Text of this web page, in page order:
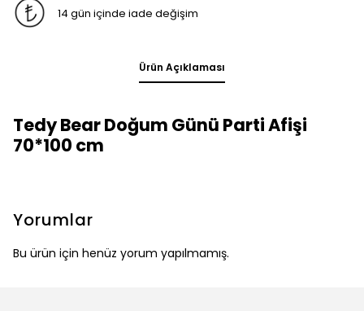
14 gün içinde iade değişim
Ürün Açıklaması
Tedy Bear Doğum Günü Parti Afişi
70*100 cm
Yorumlar
Bu ürün için henüz yorum yapılmamış.